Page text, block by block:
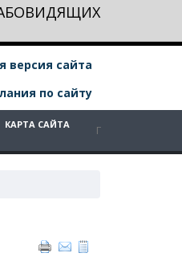
версия сайта
по сайту
КАРТА САЙТА